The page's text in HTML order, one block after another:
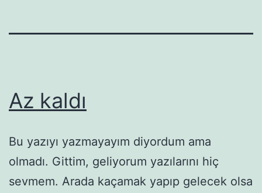
Az kaldı
Bu yazıyı yazmayayım diyordum ama
olmadı. Gittim, geliyorum yazılarını hiç
sevmem. Arada kaçamak yapıp gelecek olsa